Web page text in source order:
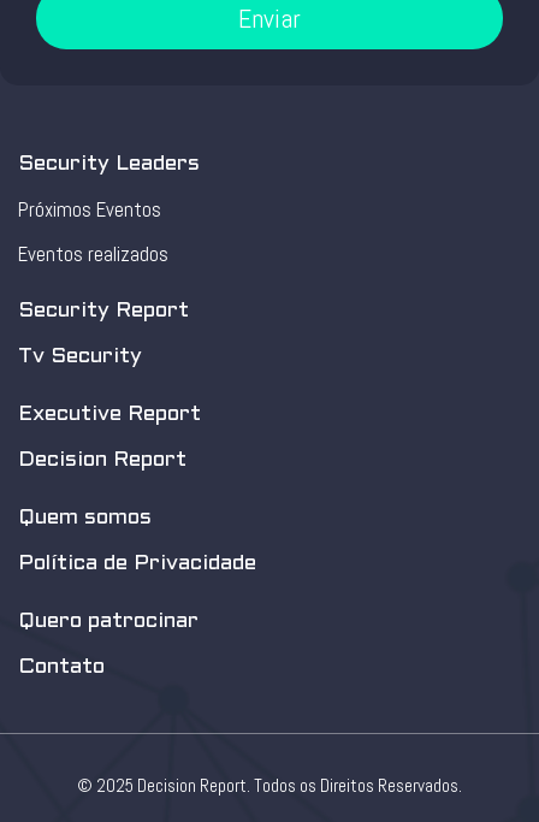
Enviar
Security Leaders
Próximos Eventos
Eventos realizados
Security Report
Tv Security
Executive Report
Decision Report
Quem somos
Política de Privacidade
Quero patrocinar
Contato
© 2025 Decision Report. Todos os Direitos Reservados.